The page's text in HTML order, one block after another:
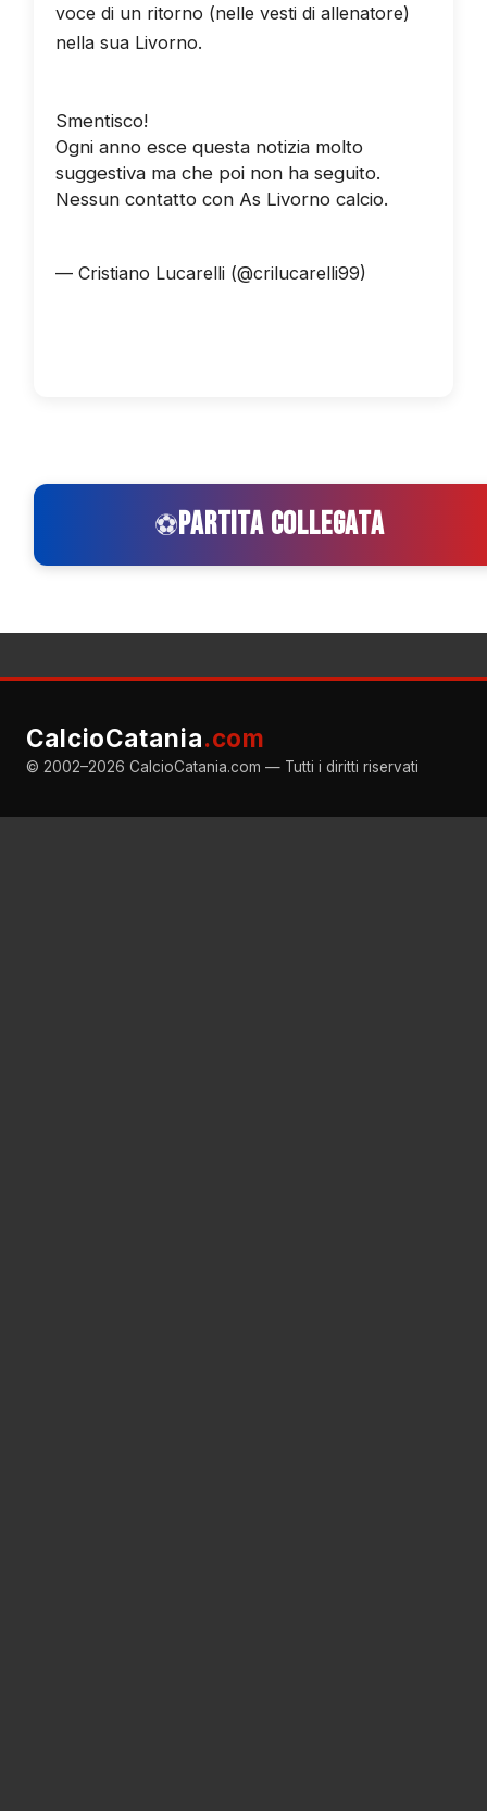
voce di un ritorno (nelle vesti di allenatore)
nella sua Livorno.
Smentisco!
Ogni anno esce questa notizia molto
suggestiva ma che poi non ha seguito.
Nessun contatto con As Livorno calcio.
— Cristiano Lucarelli (@crilucarelli99)
⚽PARTITA COLLEGATA
CalcioCatania.com
© 2002–2026 CalcioCatania.com — Tutti i diritti riservati